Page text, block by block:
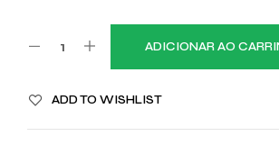
ADICIONAR AO
ADD TO WISHLIST